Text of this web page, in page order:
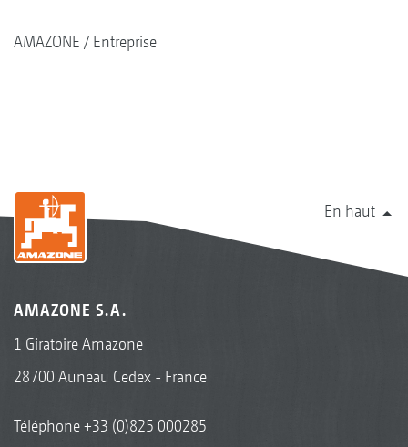
AMAZONE Entreprise
En haut
AMAZONE S.A.
1 Giratoire Amazone
28700 Auneau Cedex - France
Téléphone+33 (0)825 000285